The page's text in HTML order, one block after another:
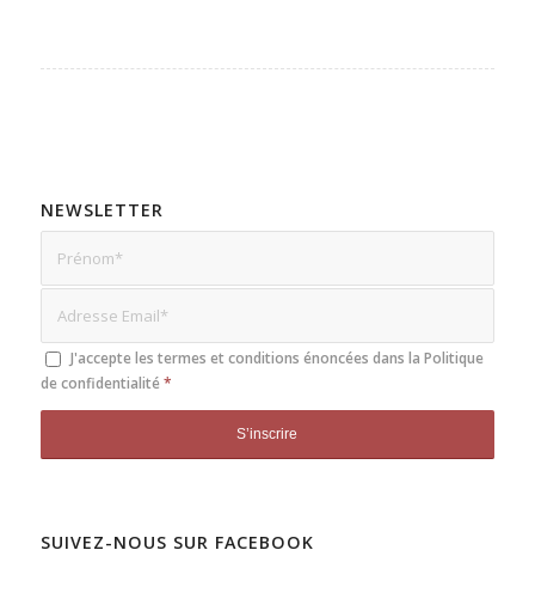
NEWSLETTER
J'accepte les termes et conditions énoncées dans la Politique
de confidentialité *
SUIVEZ-NOUS SUR FACEBOOK